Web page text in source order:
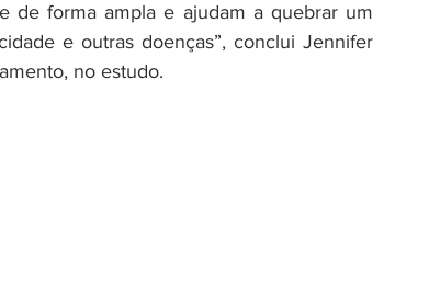
de forma ampla e ajudam a quebrar um
e outras doenças”, conclui Jennifer
no estudo.